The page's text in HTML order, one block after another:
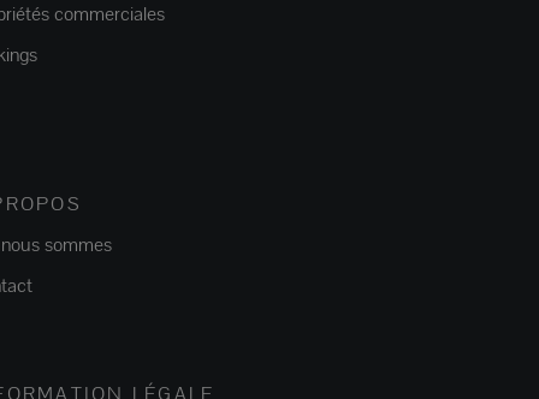
commerciales
sommes
LÉGALE